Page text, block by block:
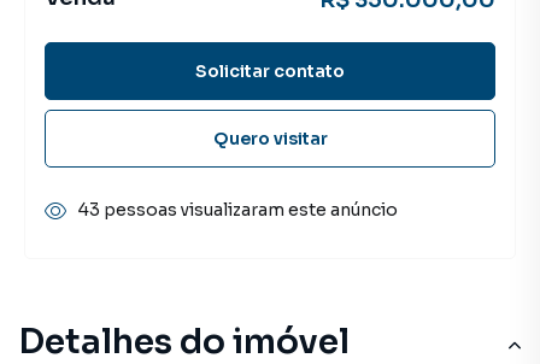
Detalhes do imóvel
Solicitar contato
Quero visitar
43 pessoas visualizaram este anúncio